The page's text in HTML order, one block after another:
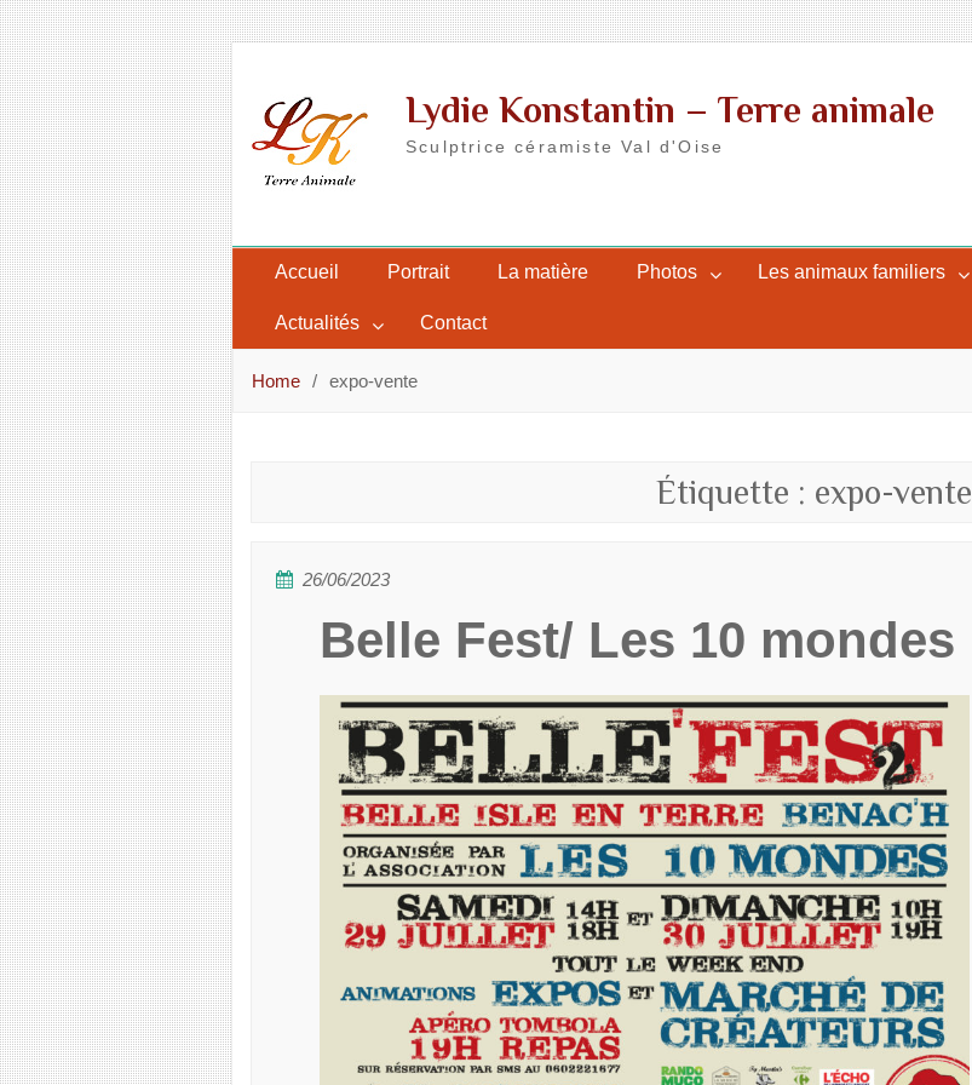
content
Lydie Konstantin – Terre animale
Sculptrice céramiste Val d'Oise
Accueil Portrait La matière Photos Les animaux familiers
Actualités Contact
Home expo-vente
Étiquette : expo-vente
26/06/2023
Belle Fest/ Les 10 mondes